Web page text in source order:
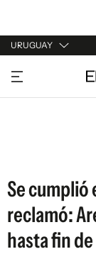
URUGUAY
URUGUAY
ARGENTINA
Se cumplió
reclamó:
hasta fin